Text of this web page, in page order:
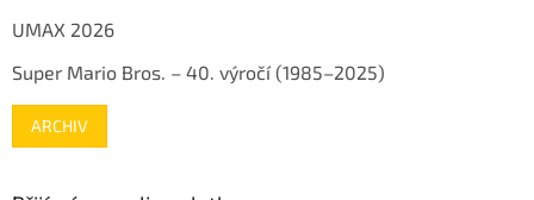
UMAX 2026
Super Mario Bros. – 40. výročí (1985–2025)
ARCHIV